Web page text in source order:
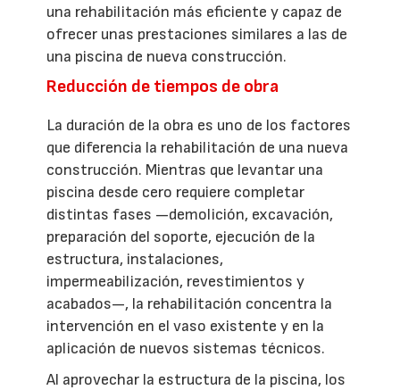
una rehabilitación más eficiente y capaz de
ofrecer unas prestaciones similares a las de
una piscina de nueva construcción.
Reducción de tiempos de obra
La duración de la obra es uno de los factores
que diferencia la rehabilitación de una nueva
construcción. Mientras que levantar una
piscina desde cero requiere completar
distintas fases —demolición, excavación,
preparación del soporte, ejecución de la
estructura, instalaciones,
impermeabilización, revestimientos y
acabados—, la rehabilitación concentra la
intervención en el vaso existente y en la
aplicación de nuevos sistemas técnicos.
Al aprovechar la estructura de la piscina, los